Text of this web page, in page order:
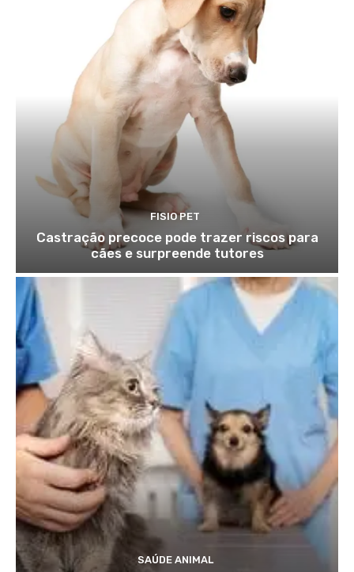
FISIO PET
Castração precoce pode trazer riscos para
cães e surpreende tutores
SAÚDE ANIMAL